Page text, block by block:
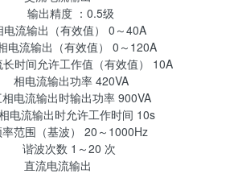
输出精度 ：0.5级
输出（有效值） 0～40A
流输出（有效值） 0～120A
间允许工作值（有效值） 10A
电流输出功率 420VA
流输出时输出功率 900VA
流输出时允许工作时间 10s
围（基波） 20～1000Hz
谐波次数 1～20 次
直流电流输出